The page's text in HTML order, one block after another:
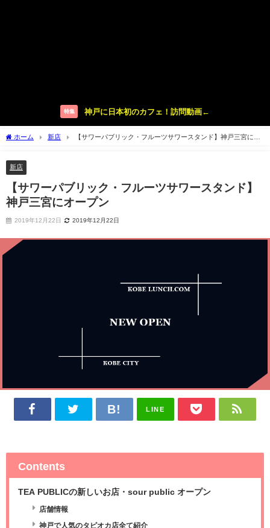
特集 神戸に日本初のカフェ！訪問動画←
ホーム 新店
【サワーパブリック・フルーツサワースタンド】神戸三宮にオ
新店
【サワーパブリック・フルーツサワースタンド】
神戸三宮にオープン
2019年12月22日 2019年12月22日
LINE
Contents
TEA PUBLICの新しいお店・sour public オープン
店舗情報
神戸で人気のタピオカ店全て紹介